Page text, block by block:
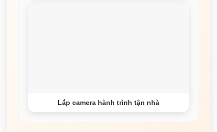
Lắp camera hành trình tận nhà